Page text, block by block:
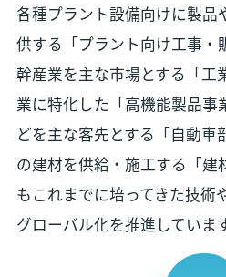
各種プラント設備向けに製品
供する「プラント向け工事・
幹産業を主な市場とする「工
業に特化した「高機能製品事
どを主な客先とする「自動車
の建材を供給・施工する「建
もこれまでに培ってきた技術
グローバル化を推進しています